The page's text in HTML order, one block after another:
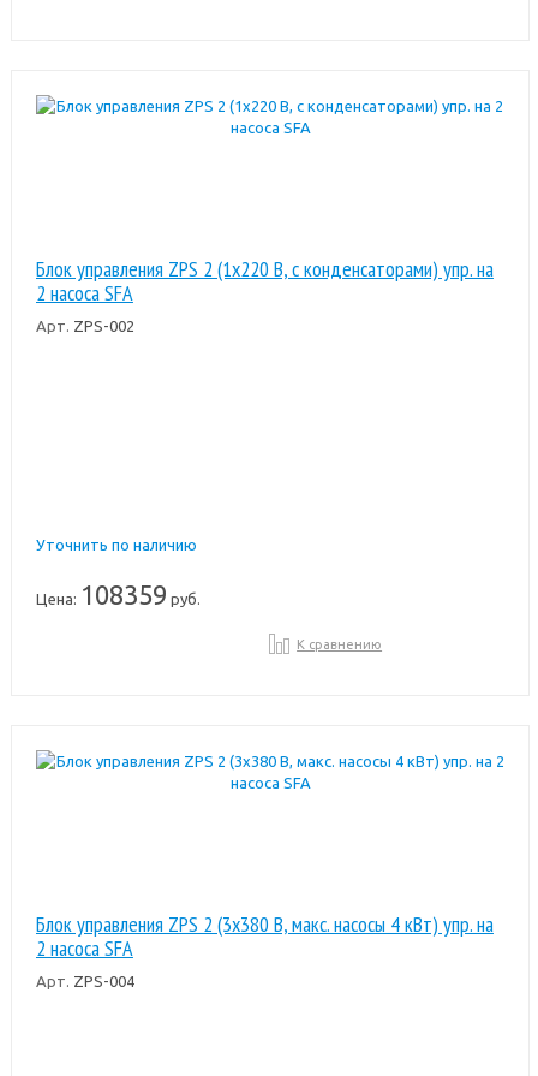
Блок управления ZPS 2 (1x220 В, с конденсаторами) упр. на
2 насоса SFA
Арт. ZPS-002
Уточнить по наличию
Цена: 108359 руб.
К сравнению
Блок управления ZPS 2 (3х380 В, макс. насосы 4 кВт) упр. на
2 насоса SFA
Арт. ZPS-004